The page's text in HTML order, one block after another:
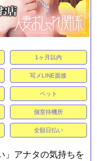
1ヶ月以内
写メLINE面接
ペット
個室待機所
全額日払い
」アナタの気持ちを